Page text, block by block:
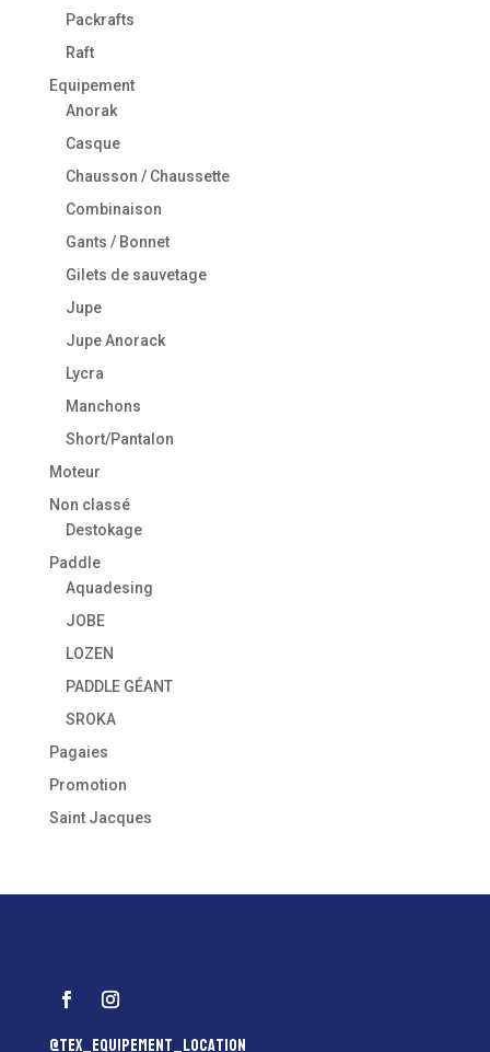
Packrafts
Raft
Equipement
Anorak
Casque
Chausson / Chaussette
Combinaison
Gants / Bonnet
Gilets de sauvetage
Jupe
Jupe Anorack
Lycra
Manchons
Short/Pantalon
Moteur
Non classé
Destokage
Paddle
Aquadesing
JOBE
LOZEN
PADDLE GÉANT
SROKA
Pagaies
Promotion
Saint Jacques
@tex_equipement_location